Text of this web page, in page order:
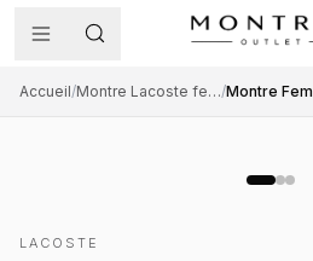
Accueil/ Montre Lacoste femme/
LACOSTE